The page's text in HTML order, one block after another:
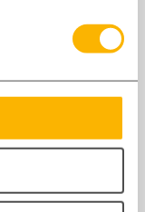
David